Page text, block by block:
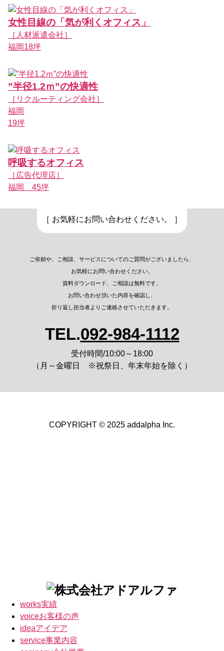
女性目線の「気が利くオフィス」
［人材派遣会社］
福岡18坪
”半径1.2ｍ”の快適性
［リクルーティング会社］
福岡
19坪
呼吸するオフィス
［広告代理店］
福岡 45坪
［ お気軽にお問い合わせください。 ］
ご依頼や、ご相談、サービスについてのご質問がございましたら、
お気軽にお問い合わせください。
資料ダウンロード、
ご相談は無料です。
お問い合わせ頂いた内容を確認し、
折り返し担当者よりご連絡させていただきます。
TEL.092-984-1112
受付時間/10:00～18:00
（月～金曜日 ※祝祭日、年末年始を除く）
COPYRIGHT © 2025 addalpha Inc.
works実績
voiceお客様の声
ideaアイデア
service事業内容